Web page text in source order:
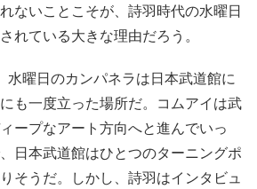
ないことこそが、詩羽時代の水曜日
れている大きな理由だろう。
水曜日のカンパネラは日本武道館に
も一度立った場所だ。コムアイは武
ープなアート方向へと進んでいっ
日本武道館はひとつのターニングポ
そうだ。しかし、詩羽はインタビュ